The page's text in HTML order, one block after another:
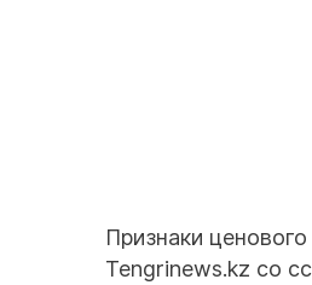
Признаки
Tengrinews.kz со